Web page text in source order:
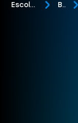
Escola Aberta Blog